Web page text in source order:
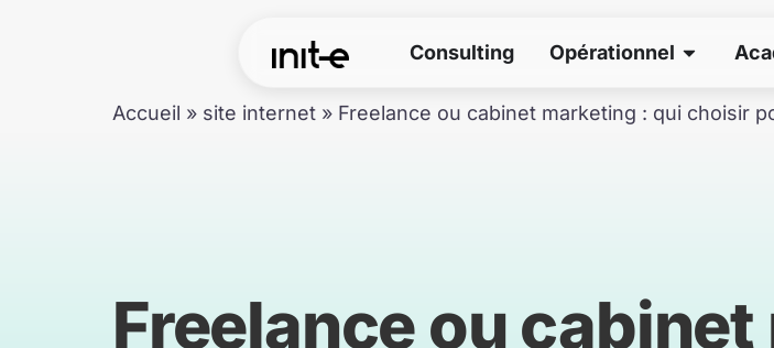
Consulting Opérationnel
Ouvrir
Accueil » site internet » Freelance ou cabinet marketing : qui choisir
Freelance ou